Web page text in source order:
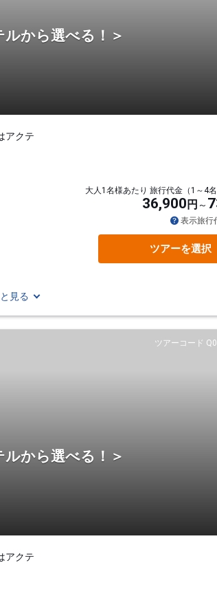
から選べる！＞
アクテ
大人1名様あたり 旅行代金（1～4名
36,900 円
表示旅行
ツアーを選択
見る
ツアーコード
から選べる！＞
アクテ